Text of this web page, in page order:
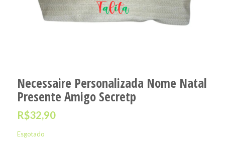
Necessaire Personalizada Nome Natal
Presente Amigo Secretp
R$32,90
Esgotado